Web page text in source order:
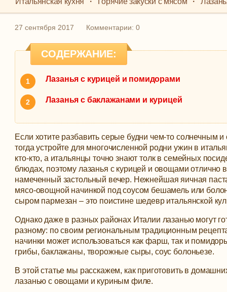
27 сентября 2017 Комментарии: 0
СОДЕРЖАНИЕ:
Лазанья с курицей и помидорами
Лазанья с баклажанами и курицей
Если хотите разбавить серые будни чем-то солнечным
тогда устройте для многочисленной родни ужин в
кто-кто, а итальянцы точно знают толк в семейных
блюдах, поэтому лазанья с курицей и овощами отлично
намеченный застольный вечер. Нежнейшая яичная
мясо-овощной начинкой под соусом бешамель или
сыром пармезан – это поистине шедевр итальянской
Однако даже в разных районах Италии лазанью могут
разному: по своим региональным традиционным
начинки может использоваться как фарш, так и
грибы, баклажаны, творожные сыры, соус болоньезе.
В этой статье мы расскажем, как приготовить в
лазанью с овощами и куриным филе.